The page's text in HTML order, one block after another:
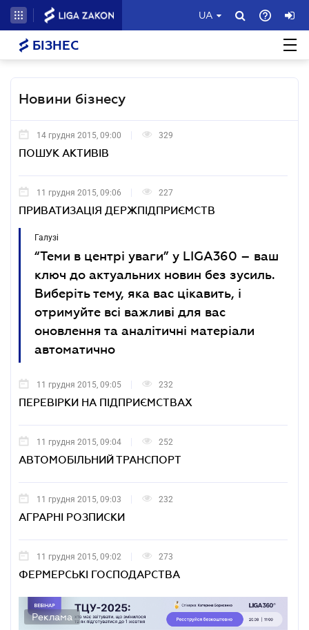
UA
БІЗНЕС
Новини бізнесу
14 грудня 2015, 09:00 329
ПОШУК АКТИВІВ
11 грудня 2015, 09:06 227
ПРИВАТИЗАЦІЯ ДЕРЖПІДПРИЄМСТВ
Галузі
“Теми в центрі уваги” у LIGA360 – ваш
ключ до актуальних новин без зусиль.
Виберіть тему, яка вас цікавить, і
отримуйте всі важливі для вас
оновлення та аналітичні матеріали
автоматично
11 грудня 2015, 09:05 232
ПЕРЕВІРКИ НА ПІДПРИЄМСТВАХ
11 грудня 2015, 09:04 252
АВТОМОБІЛЬНИЙ ТРАНСПОРТ
11 грудня 2015, 09:03 232
АГРАРНІ РОЗПИСКИ
11 грудня 2015, 09:02 273
ФЕРМЕРСЬКІ ГОСПОДАРСТВА
Реклама